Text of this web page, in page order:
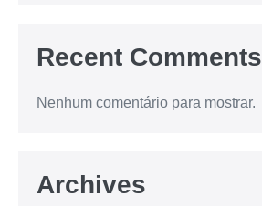
Recent Comments
Nenhum comentário para mostrar.
Archives